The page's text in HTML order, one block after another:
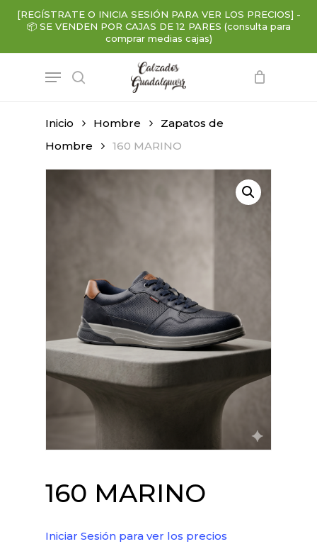
content
[REGÍSTRATE O INICIA SESIÓN PARA VER LOS PRECIOS] -
📦 SE VENDEN POR CAJAS DE 12 PARES (consulta para
comprar medias cajas)
search
Menu
Inicio Hombre
Zapatos de
Hombre
160 MARINO
160 MARINO
Iniciar Sesión para ver los precios